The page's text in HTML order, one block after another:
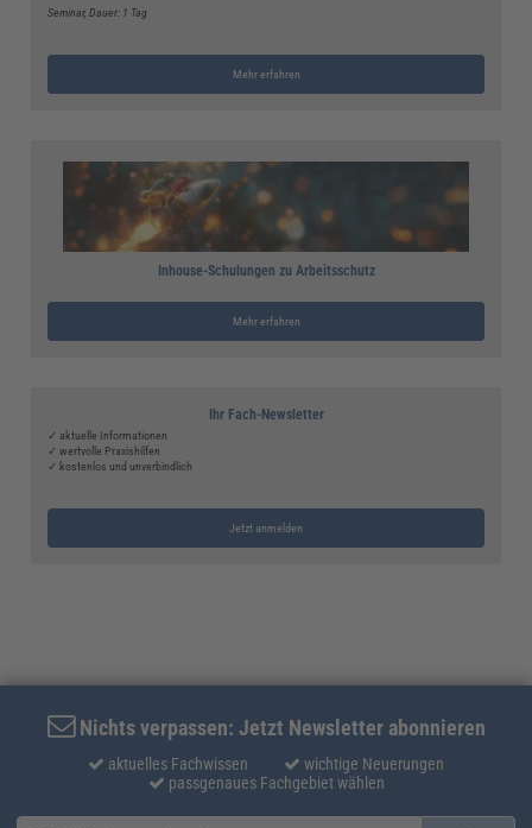
Seminar, Dauer: 1 Tag
Mehr erfahren
Inhouse-Schulungen zu Arbeitsschutz
Mehr erfahren
Ihr Fach-Newsletter
✓ aktuelle Informationen
✓ wertvolle Praxishilfen
✓ kostenlos und unverbindlich
Jetzt anmelden
Nichts verpassen: Jetzt Newsletter abonnieren
aktuelles Fachwissen
wichtige Neuerungen
passgenaues Fachgebiet wählen